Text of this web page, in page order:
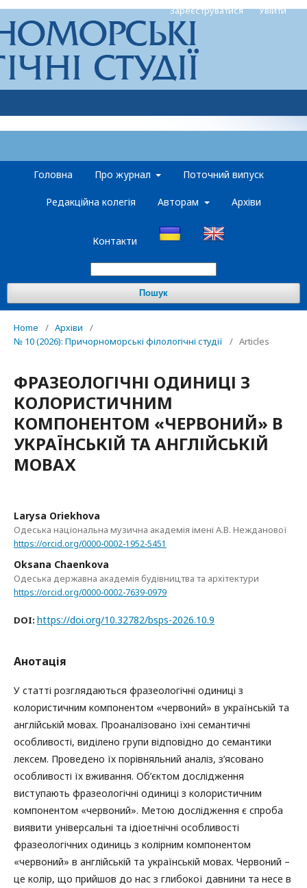
Головна Про журнал Поточний випуск
Редакційна колегія Авторам Архіви
Контакти
Пошук
Зареєструватися Увійти
Home / Архіви
/
№ 10 (2026): Причорноморські філологічні студії
/ Articles
ФРАЗЕОЛОГІЧНІ ОДИНИЦІ З
КОЛОРИСТИЧНИМ
КОМПОНЕНТОМ «ЧЕРВОНИЙ» В
УКРАЇНСЬКІЙ ТА АНГЛІЙСЬКІЙ
МОВАХ
Larysa Oriekhova
Одеська національна музична академія імені А.В. Нежданової
https://orcid.org/0000-0002-1952-5451
Oksana Chaenkova
Одеська державна академія будівництва та архітектури
https://orcid.org/0000-0002-7639-0979
DOI: https://doi.org/10.32782/bsps-2026.10.9
Анотація
У статті розглядаються фразеологічні одиниці з
колористичним компонентом «червоний» в українській та
англійській мовах. Проаналізовано їхні семантичні
особливості, виділено групи відповідно до семантики
лексем. Проведено їх порівняльний аналіз, з’ясовано
особливості їх вживання. Об’єктом дослідження
виступають фразеологічні одиниці з колористичним
компонентом «червоний». Метою дослідження є спроба
виявити універсальні та ідіоетнічні особливості
фразеологічних одиниць з колірним компонентом
«червоний» в англійській та українській мовах. Червоний –
це колір, що прийшов до нас з глибокої давнини та несе в